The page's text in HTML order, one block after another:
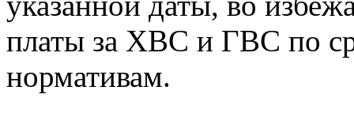
платы за ХВС и ГВС по
нормативам.